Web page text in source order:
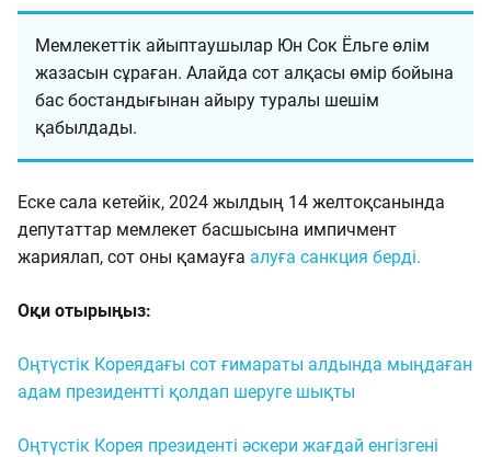
Мемлекеттік айыптаушылар Юн Сок Ёльге өлім
жазасын сұраған. Алайда сот алқасы өмір бойына
бас бостандығынан айыру туралы шешім
қабылдады.
Еске сала кетейік, 2024 жылдың 14 желтоқсанында
депутаттар мемлекет басшысына импичмент
жариялап, сот оны қамауға алуға санкция берді.
Оқи отырыңыз:
Оңтүстік Кореядағы сот ғимараты алдында мыңдаған
адам президентті қолдап шеруге шықты
Оңтүстік Корея президенті әскери жағдай енгізгені